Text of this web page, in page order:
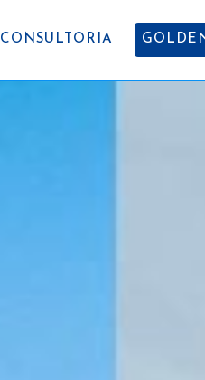
CONSULTORIA